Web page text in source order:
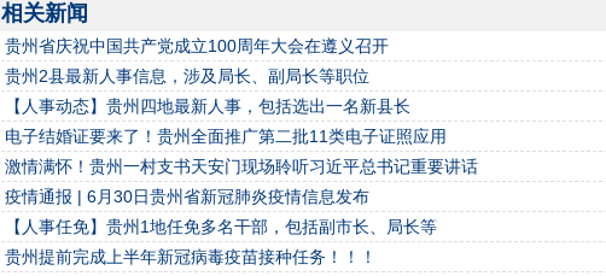
相关新闻
贵州省庆祝中国共产党成立100周年大会在遵义召开
贵州2县最新人事信息，涉及局长、副局长等职位
【人事动态】贵州四地最新人事，包括选出一名新县长
电子结婚证要来了！贵州全面推广第二批11类电子证照应用
激情满怀！贵州一村支书天安门现场聆听习近平总书记重要讲话
疫情通报 | 6月30日贵州省新冠肺炎疫情信息发布
【人事任免】贵州1地任免多名干部，包括副市长、局长等
贵州提前完成上半年新冠病毒疫苗接种任务！！！